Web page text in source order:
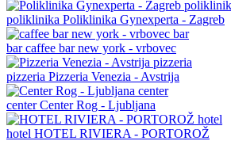
poliklinika Poliklinika Gynexperta - Zagreb
barcaffee bar new york - vrbovec
pizzeria Pizzeria Venezia - Avstrija
centerCenter Rog - Ljubljana
hotel HOTEL RIVIERA - PORTOROŽ